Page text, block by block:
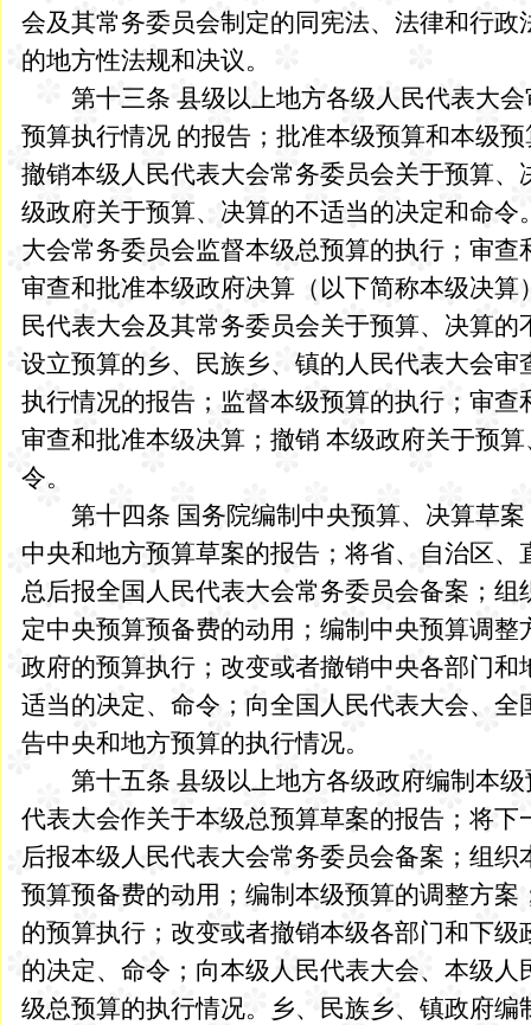
会及其常务委员会制定的同宪法、法律和行
的地方性法规和决议。
第十三条 县级以上地方各级人民代表大会
预算执行情况 的报告；批准本级预算和本级
撤销本级人民代表大会常务委员会关于预算
级政府关于预算、决算的不适当的决定和命
大会常务委员会监督本级总预算的执行；审
审查和批准本级政府决算（以下简称本级决
民代表大会及其常务委员会关于预算、决算
设立预算的乡、民族乡、镇的人民代表大会
执行情况的报告；监督本级预算的执行；审
审查和批准本级决算；撤销 本级政府关于预
令。
第十四条 国务院编制中央预算、决算草案
中央和地方预算草案的报告；将省、自治区
总后报全国人民代表大会常务委员会备案；
定中央预算预备费的动用；编制中央预算调
政府的预算执行；改变或者撤销中央各部门
适当的决定、命令；向全国人民代表大会、
告中央和地方预算的执行情况。
第十五条 县级以上地方各级政府编制本级
代表大会作关于本级总预算草案的报告；将
后报本级人民代表大会常务委员会备案；组
预算预备费的动用；编制本级预算的调整方
的预算执行；改变或者撤销本级各部门和下
的决定、命令；向本级人民代表大会、本级
级总预算的执行情况。乡、民族乡、镇政府